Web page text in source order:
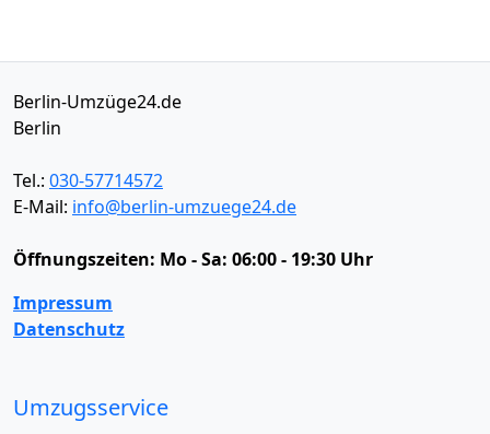
Berlin-Umzüge24.de
Berlin
Tel.: 030-57714572
E-Mail: info@berlin-umzuege24.de
Öffnungszeiten: Mo - Sa: 06:00 - 19:30 Uhr
Impressum
Datenschutz
Umzugsservice